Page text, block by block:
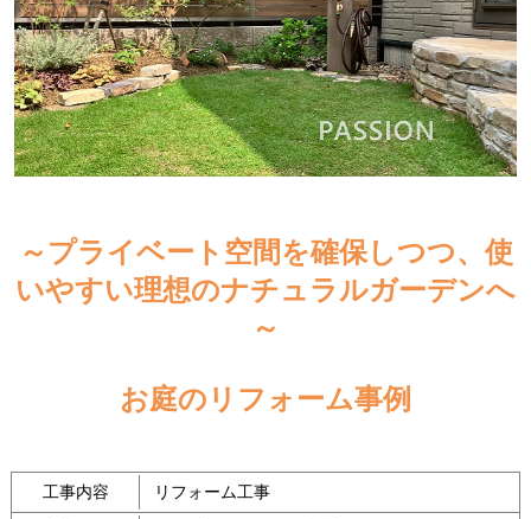
～プライベート空間を確保しつつ、使
いやすい理想のナチュラルガーデンへ
～
お庭のリフォーム事例
工事内容 リフォーム工事